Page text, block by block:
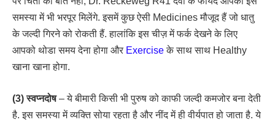
समस्या में भी भरपूर मिलेंगे. इसमें कुछ ऐसी Medicines मौजूद हैं जो धातु
के जल्दी गिरने को रोकती हैं. हालांकि इस चीज़ में फर्क देखने के लिए
आपको थोडा समय देना होगा और Exerciseके साथ साथ Healthy
खाना खाना होगा.
(3) स्वप्नदोष– ये बीमारी किसी भी पुरुष को काफी जल्दी कमजोर बना देती
है. इस समस्या में व्यक्ति सोया रहता है और नींद में ही वीर्यपात हो जाता है. ये